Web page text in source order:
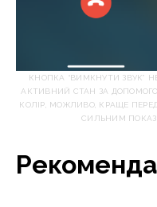
КНОПКА “ВИМКНУТИ ЗВУК”
АКТИВНИЙ СТАН ЗА
КОЛІР, МОЖЛИВО, КРАЩЕ
СИЛЬНИМ